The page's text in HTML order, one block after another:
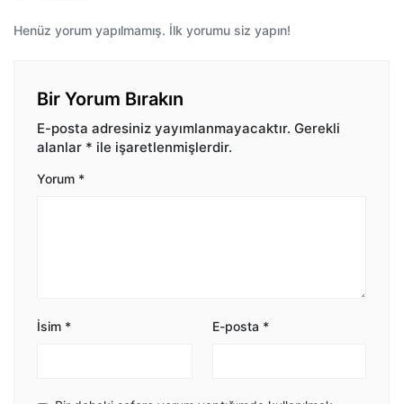
Henüz yorum yapılmamış. İlk yorumu siz yapın!
Bir Yorum Bırakın
E-posta adresiniz yayımlanmayacaktır. Gerekli
alanlar * ile işaretlenmişlerdir.
Yorum *
İsim * E-posta *